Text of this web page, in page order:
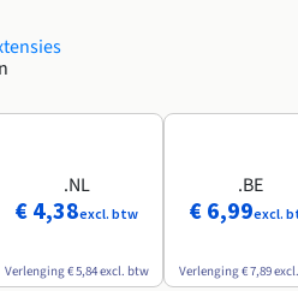
.NL
€ 4,38excl. btw
Verlenging € 5,84excl. btw
.BE
€ 6,99excl.
Verlenging € 7,89